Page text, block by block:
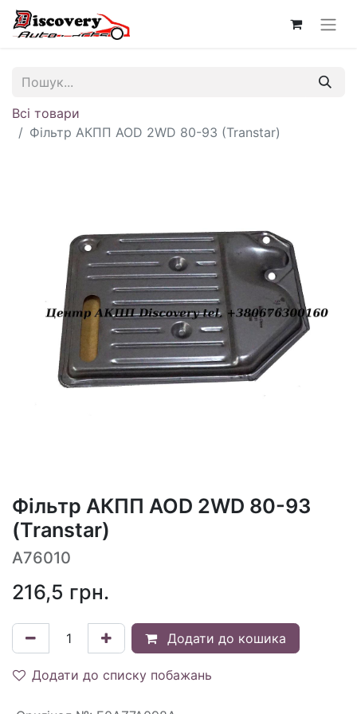
Всі товари
Фільтр АКПП AOD 2WD 80-93 (Transtar)
Фільтр АКПП AOD 2WD 80-93
(Transtar)
A76010
216,5 грн.
Додати до кошика
Додати до списку побажань